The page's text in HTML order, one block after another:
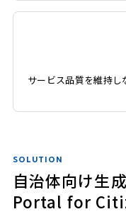
サービス品質を維持
SOLUTION
自治体向け生
Portal for